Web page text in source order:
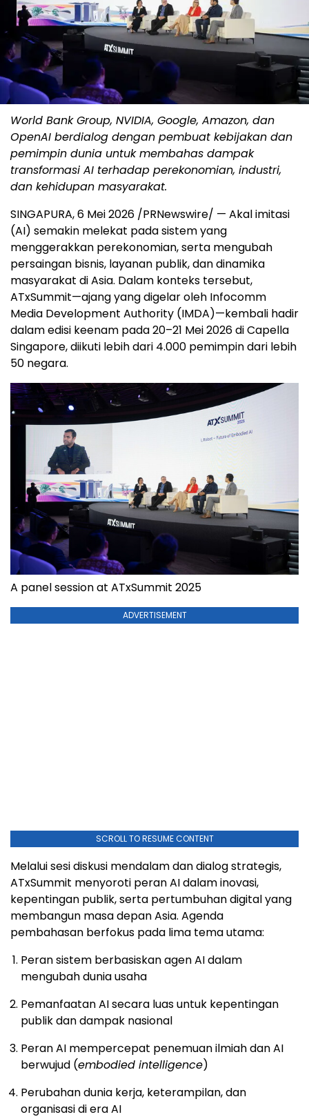
World Bank Group, NVIDIA, Google, Amazon, dan
OpenAI berdialog dengan pembuat kebijakan dan
pemimpin dunia untuk membahas dampak
transformasi AI terhadap perekonomian, industri,
dan kehidupan masyarakat.
SINGAPURA, 6 Mei 2026 /PRNewswire/ — Akal imitasi
(AI) semakin melekat pada sistem yang
menggerakkan perekonomian, serta mengubah
persaingan bisnis, layanan publik, dan dinamika
masyarakat di Asia. Dalam konteks tersebut,
ATxSummit—ajang yang digelar oleh Infocomm
Media Development Authority (IMDA)—kembali hadir
dalam edisi keenam pada 20–21 Mei 2026 di Capella
Singapore, diikuti lebih dari 4.000 pemimpin dari lebih
50 negara.
A panel session at ATxSummit 2025
ADVERTISEMENT
SCROLL TO RESUME CONTENT
Melalui sesi diskusi mendalam dan dialog strategis,
ATxSummit menyoroti peran AI dalam inovasi,
kepentingan publik, serta pertumbuhan digital yang
membangun masa depan Asia. Agenda
pembahasan berfokus pada lima tema utama:
Peran sistem berbasiskan agen AI dalam
mengubah dunia usaha
Pemanfaatan AI secara luas untuk kepentingan
publik dan dampak nasional
Peran AI mempercepat penemuan ilmiah dan AI
berwujud (embodied intelligence)
Perubahan dunia kerja, keterampilan, dan
organisasi di era AI